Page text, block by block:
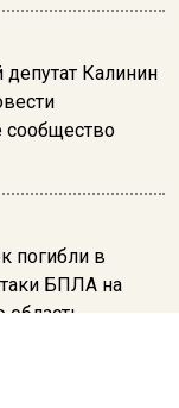
депутат Калинин
сообщество
погибли в
БПЛА на